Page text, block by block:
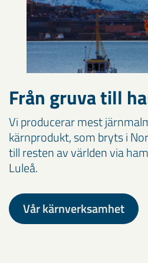
Från gruva till
Vi producerar mest
kärnprodukt, som bryts i
till resten av världen via
Luleå.
Vår kärnverksamhet